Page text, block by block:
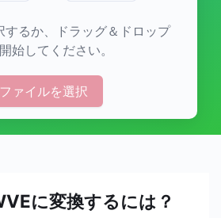
するか、ドラッグ＆ドロップ
始してください。
ファイルを選択
に変換するには？